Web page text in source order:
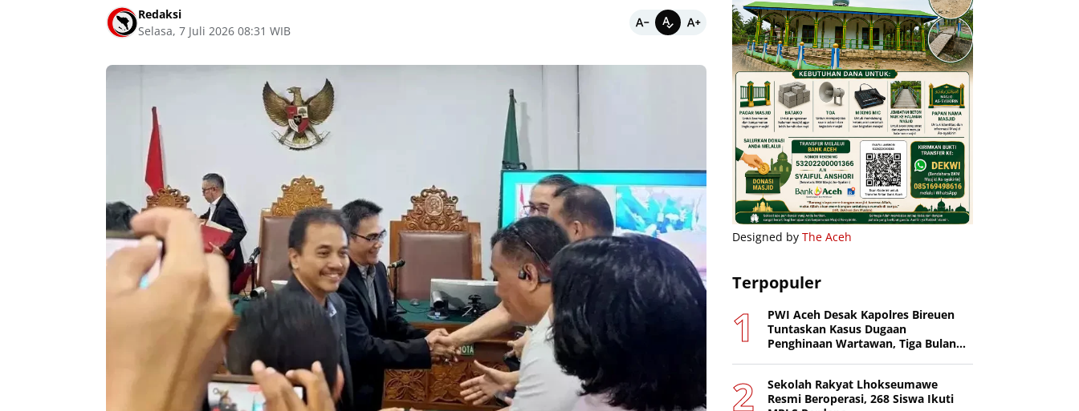
Redaksi
Selasa, 7 Juli 2026 08:31 WIB
Designed by The Aceh
Terpopuler
PWI Aceh Desak Kapolres Bireuen
Tuntaskan Kasus Dugaan
Penghinaan Wartawan, Tiga Bulan
Sekolah Rakyat Lhokseumawe
Resmi Beroperasi, 268 Siswa Ikuti